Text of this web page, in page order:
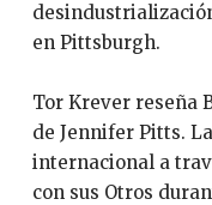
en Pittsburgh.
Tor Krever reseña
de Jennifer Pitts.
internacional a
con sus Otros